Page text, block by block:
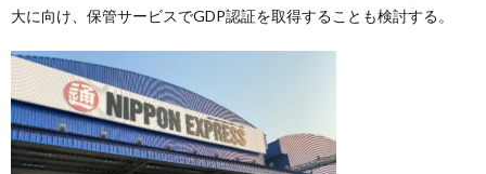
大に向け、保管サービスでGDP認証を取得することも検討する。